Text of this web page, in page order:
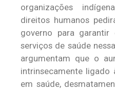
organizações
direitos humanos
governo para
serviços de saúde
argumentam que o
intrinsecamente
em saúde,